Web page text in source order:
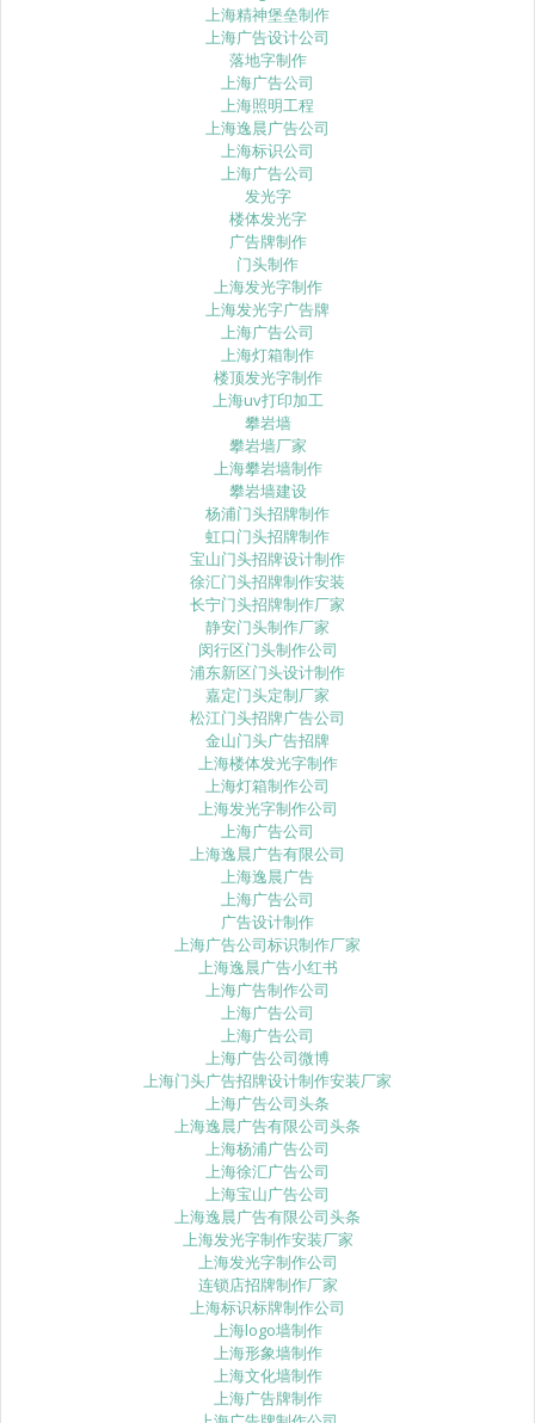
上海精神堡垒制作
上海广告设计公司
落地字制作
上海广告公司
上海照明工程
上海逸晨广告公司
上海标识公司
上海广告公司
发光字
楼体发光字
广告牌制作
门头制作
上海发光字制作
上海发光字广告牌
上海广告公司
上海灯箱制作
楼顶发光字制作
上海uv打印加工
攀岩墙
攀岩墙厂家
上海攀岩墙制作
攀岩墙建设
杨浦门头招牌制作
虹口门头招牌制作
宝山门头招牌设计制作
徐汇门头招牌制作安装
长宁门头招牌制作厂家
静安门头制作厂家
闵行区门头制作公司
浦东新区门头设计制作
嘉定门头定制厂家
松江门头招牌广告公司
金山门头广告招牌
上海楼体发光字制作
上海灯箱制作公司
上海发光字制作公司
上海广告公司
上海逸晨广告有限公司
上海逸晨广告
上海广告公司
广告设计制作
上海广告公司标识制作厂家
上海逸晨广告小红书
上海广告制作公司
上海广告公司
上海广告公司
上海广告公司微博
上海门头广告招牌设计制作安装厂家
上海广告公司头条
上海逸晨广告有限公司头条
上海杨浦广告公司
上海徐汇广告公司
上海宝山广告公司
上海逸晨广告有限公司头条
上海发光字制作安装厂家
上海发光字制作公司
连锁店招牌制作厂家
上海标识标牌制作公司
上海logo墙制作
上海形象墙制作
上海文化墙制作
上海广告牌制作